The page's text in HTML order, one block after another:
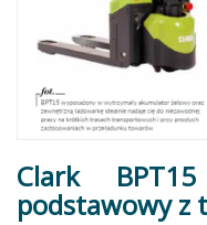
Clark
podstawowy z